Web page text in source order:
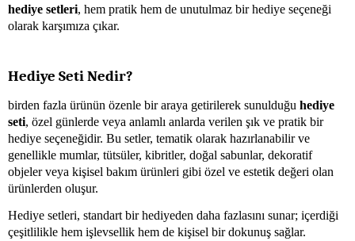
hediye setleri, hem pratik hem de unutulmaz bir hediye seçeneği
olarak karşımıza çıkar.
Hediye Seti Nedir?
birden fazla ürünün özenle bir araya getirilerek sunulduğu hediye
seti, özel günlerde veya anlamlı anlarda verilen şık ve pratik bir
hediye seçeneğidir. Bu setler, tematik olarak hazırlanabilir ve
genellikle mumlar, tütsüler, kibritler, doğal sabunlar, dekoratif
objeler veya kişisel bakım ürünleri gibi özel ve estetik değeri olan
ürünlerden oluşur.
Hediye setleri, standart bir hediyeden daha fazlasını sunar; içerdiği
çeşitlilikle hem işlevsellik hem de kişisel bir dokunuş sağlar.